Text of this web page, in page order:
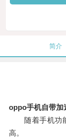
简介
oppo手机自带加
随着手机功能
高。